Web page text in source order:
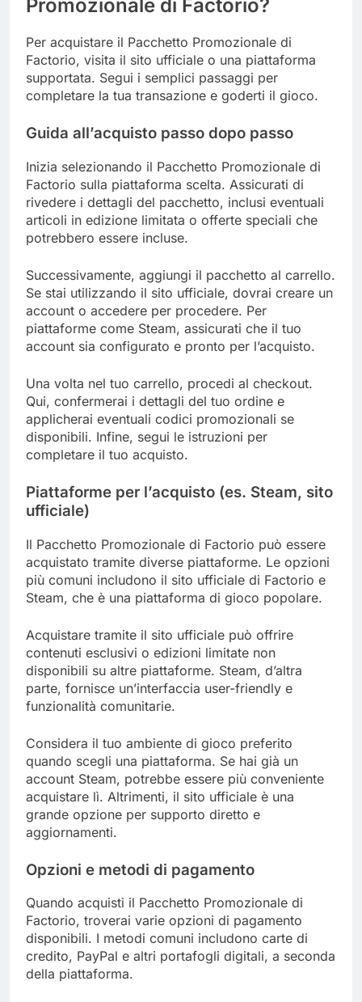
Promozionale di Factorio?
Per acquistare il Pacchetto Promozionale di
Factorio, visita il sito ufficiale o una piattaforma
supportata. Segui i semplici passaggi per
completare la tua transazione e goderti il gioco.
Guida all’acquisto passo dopo passo
Inizia selezionando il Pacchetto Promozionale di
Factorio sulla piattaforma scelta. Assicurati di
rivedere i dettagli del pacchetto, inclusi eventuali
articoli in edizione limitata o offerte speciali che
potrebbero essere incluse.
Successivamente, aggiungi il pacchetto al carrello.
Se stai utilizzando il sito ufficiale, dovrai creare un
account o accedere per procedere. Per
piattaforme come Steam, assicurati che il tuo
account sia configurato e pronto per l’acquisto.
Una volta nel tuo carrello, procedi al checkout.
Qui, confermerai i dettagli del tuo ordine e
applicherai eventuali codici promozionali se
disponibili. Infine, segui le istruzioni per
completare il tuo acquisto.
Piattaforme per l’acquisto (es. Steam, sito
ufficiale)
Il Pacchetto Promozionale di Factorio può essere
acquistato tramite diverse piattaforme. Le opzioni
più comuni includono il sito ufficiale di Factorio e
Steam, che è una piattaforma di gioco popolare.
Acquistare tramite il sito ufficiale può offrire
contenuti esclusivi o edizioni limitate non
disponibili su altre piattaforme. Steam, d’altra
parte, fornisce un’interfaccia user-friendly e
funzionalità comunitarie.
Considera il tuo ambiente di gioco preferito
quando scegli una piattaforma. Se hai già un
account Steam, potrebbe essere più conveniente
acquistare lì. Altrimenti, il sito ufficiale è una
grande opzione per supporto diretto e
aggiornamenti.
Opzioni e metodi di pagamento
Quando acquisti il Pacchetto Promozionale di
Factorio, troverai varie opzioni di pagamento
disponibili. I metodi comuni includono carte di
credito, PayPal e altri portafogli digitali, a seconda
della piattaforma.